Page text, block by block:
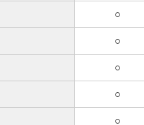
○
○
○
○
○